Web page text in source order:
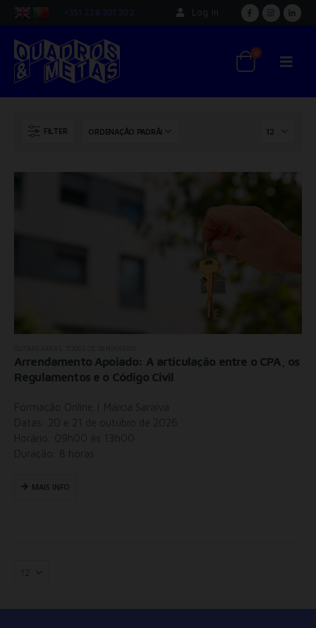
+351 228 301 302 Log In
0
FILTER
Arrendamento Apoiado: A articulação entre o CPA, os
Regulamentos e o Código Civil
MAIS INFO